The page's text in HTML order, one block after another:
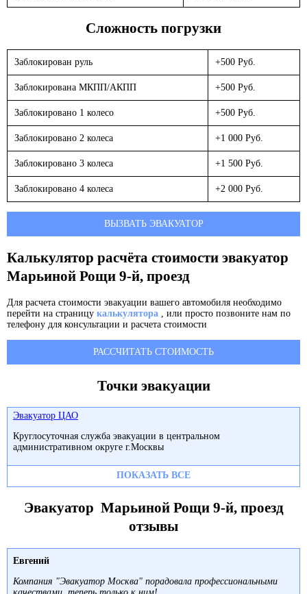
Сложность погрузки
Заблокирован руль +500 Руб.
Заблокирована МКПП/АКПП +500 Руб.
Заблокировано 1 колесо +500 Руб.
Заблокировано 2 колеса +1 000 Руб.
Заблокировано 3 колеса +1 500 Руб.
Заблокировано 4 колеса +2 000 Руб.
ВЫЗВАТЬ ЭВАКУАТОР
Калькулятор расчёта стоимости эвакуатор
Марьиной Рощи 9-й, проезд
Для расчета стоимости эвакуации вашего автомобиля необходимо
перейти на страницу калькулятора , или просто позвоните нам по
телефону для консультации и расчета стоимости
РАССЧИТАТЬ СТОИМОСТЬ
Точки эвакуации
Эвакуатор ЦАО
Круглосуточная служба эвакуации в центральном
административном округе г.Москвы
ПОКАЗАТЬ ВСЕ
Эвакуатор Марьиной Рощи 9-й, проезд
отзывы
Евгений
Компания "Эвакуатор Москва" порадовала профессиональными